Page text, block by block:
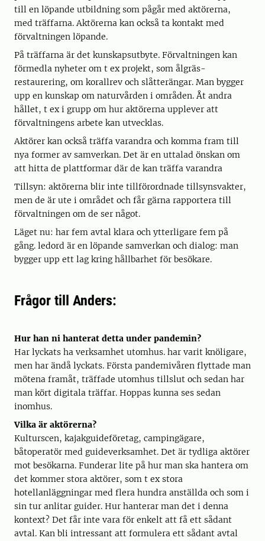
till en löpande utbildning som pågår med aktörerna,
med träffarna. Aktörerna kan också ta kontakt med
förvaltningen löpande.
På träffarna är det kunskapsutbyte. Förvaltningen kan
förmedla nyheter om t ex projekt, som ålgräs-
restaurering, om korallrev och slåtterängar. Man bygger
upp en kunskap om naturvården i områden. Åt andra
hållet, t ex i grupp om hur aktörerna upplever att
förvaltningens arbete kan utvecklas.
Aktörer kan också träffa varandra och komma fram till
nya former av samverkan. Det är en uttalad önskan om
att hitta de plattformar där de kan träffa varandra
Tillsyn: aktörerna blir inte tillförordnade tillsynsvakter,
men de är ute i området och får gärna rapportera till
förvaltningen om de ser något.
Läget nu: har fem avtal klara och ytterligare fem på
gång. ledord är en löpande samverkan och dialog: man
bygger upp ett lag kring hållbarhet för besökare.
Frågor till Anders:
Hur han ni hanterat detta under pandemin?
Har lyckats ha verksamhet utomhus. har varit knöligare,
men har ändå lyckats. Första pandemivåren flyttade man
mötena framåt, träffade utomhus tillslut och sedan har
man kört digitala träffar. Hoppas kunna ses sedan
inomhus.
Vilka är aktörerna?
Kulturscen, kajakguideföretag, campingägare,
båtoperatör med guideverksamhet. Det är tydliga aktörer
mot besökarna. Funderar lite på hur man ska hantera om
det kommer stora aktörer, som t ex stora
hotellanläggningar med flera hundra anställda och som i
sin tur anlitar guider. Hur hanterar man det i denna
kontext? Det får inte vara för enkelt att få ett sådant
avtal. Kan bli intressant att formulera ett sådant avtal